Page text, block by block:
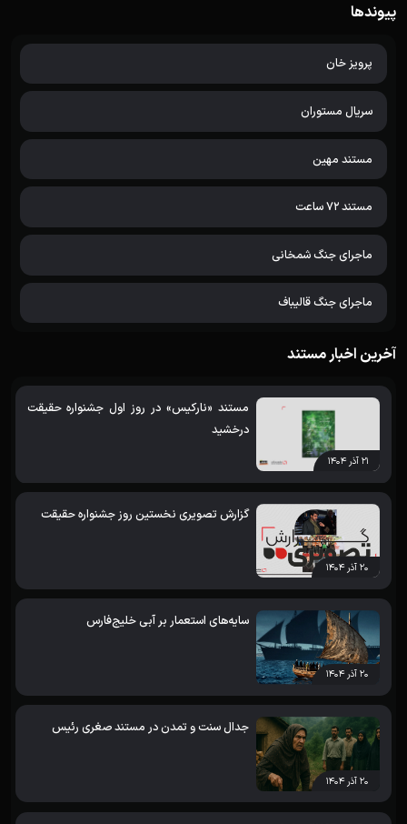
پیوندها
پرویز خان
سریال مستوران
مستند مهین
مستند 72 ساعت
ماجرای جنگ شمخانی
ماجرای جنگ قالیباف
آخرین اخبار مستند
۲۱ آذر ۱۴۰۴
مستند «نارکیس» در روز اول جشنواره حقیقت
درخشید
۲۰ آذر ۱۴۰۴
گزارش تصویری نخستین روز جشنواره حقیقت
۲۰ آذر ۱۴۰۴
سایه‌های استعمار بر آبی خلیج‌فارس
۲۰ آذر ۱۴۰۴
جدال سنت و تمدن در مستند صغری رئیس